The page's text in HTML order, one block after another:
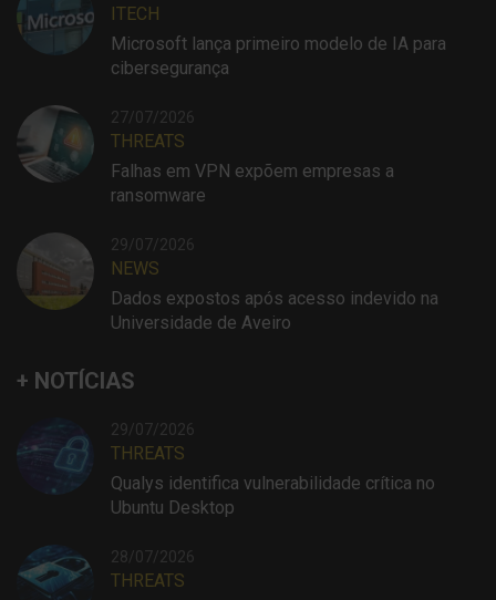
ITECH
Microsoft lança primeiro modelo de IA para
cibersegurança
27/07/2026
THREATS
Falhas em VPN expõem empresas a
ransomware
29/07/2026
NEWS
Dados expostos após acesso indevido na
Universidade de Aveiro
+ NOTÍCIAS
29/07/2026
THREATS
Qualys identifica vulnerabilidade crítica no
Ubuntu Desktop
28/07/2026
THREATS